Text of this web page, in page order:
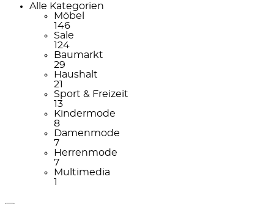
Alle Kategorien
Möbel
146
Sale
124
Baumarkt
29
Haushalt
21
Sport & Freizeit
13
Kindermode
8
Damenmode
7
Herrenmode
7
Multimedia
1